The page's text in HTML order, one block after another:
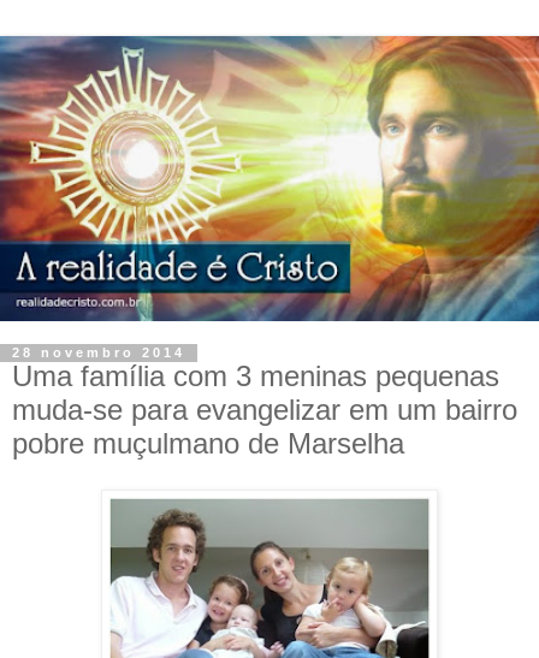
28 novembro 2014
Uma família com 3 meninas pequenas
muda-se para evangelizar em um bairro
pobre muçulmano de Marselha